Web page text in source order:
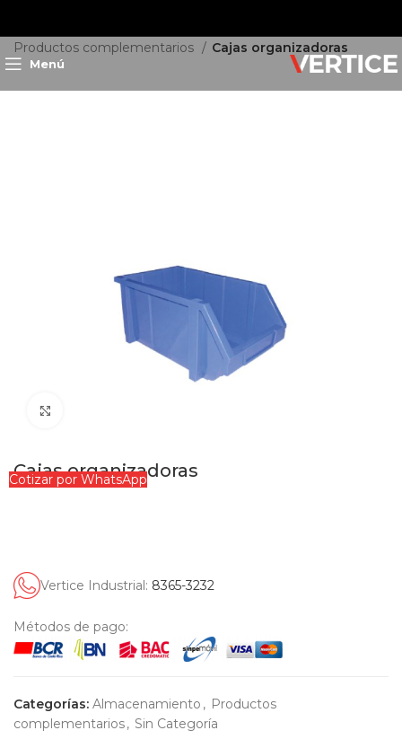
Menú
Productos complementarios
Cajas organizadoras
Cajas organizadoras
Cotizar por WhatsApp
Vertice Industrial: 8365-3232
Métodos de pago:
Categorías: Almacenamiento , Productos
complementarios, Sin Categoría